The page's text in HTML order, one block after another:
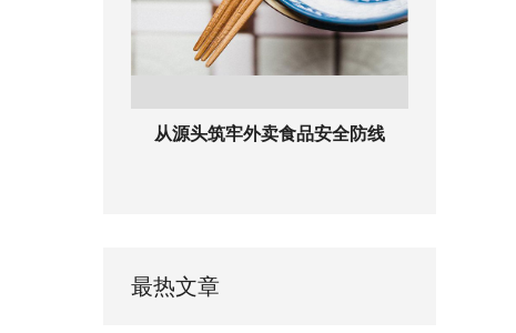
从源头筑牢外卖食品安全防线
最热文章